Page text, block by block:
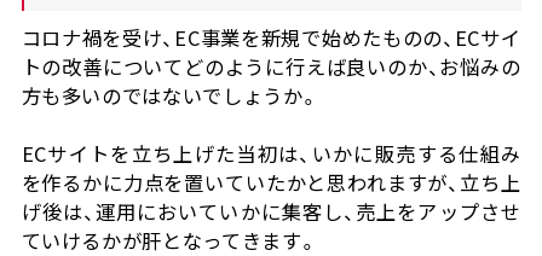
コロナ禍を受け、EC事業を新規で始めたものの、ECサイ
トの改善についてどのように行えば良いのか、お悩みの
方も多いのではないでしょうか。
ECサイトを立ち上げた当初は、いかに販売する仕組み
を作るかに力点を置いていたかと思われますが、立ち上
げ後は、運用においていかに集客し、売上をアップさせ
ていけるかが肝となってきます。